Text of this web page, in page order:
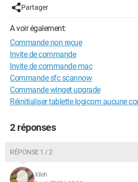
Partager
A voir également:
Commande non reçue
Invite de commande
Invite de commande mac
Commande sfc scannow
Commande winget upgrade
Réinitialiser tablette logicom aucune
2 réponses
RÉPONSE 1 / 2
Xileh